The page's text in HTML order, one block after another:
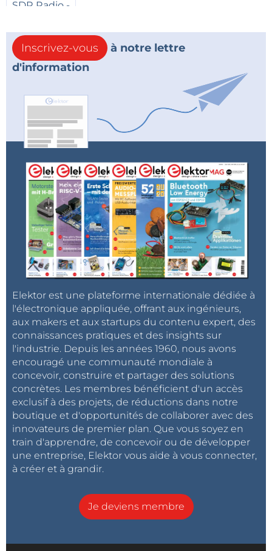
Inscrivez-vous
à notre lettre
d'information
Elektor est une plateforme internationale dédiée à
l'électronique appliquée, offrant aux ingénieurs,
aux makers et aux startups du contenu expert, des
connaissances pratiques et des insights sur
l'industrie. Depuis les années 1960, nous avons
encouragé une communauté mondiale à
concevoir, construire et partager des solutions
concrètes. Les membres bénéficient d'un accès
exclusif à des projets, de réductions dans notre
boutique et d'opportunités de collaborer avec des
innovateurs de premier plan. Que vous soyez en
train d'apprendre, de concevoir ou de développer
une entreprise, Elektor vous aide à vous connecter,
à créer et à grandir.
Je deviens membre